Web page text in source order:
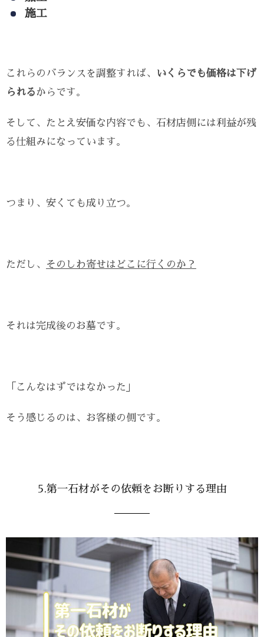
施工
これらのバランスを調整すれば、
いくらでも価格は下げ
られる からです。
そして、たとえ安価な内容でも、石材店側には利益が残
る仕組みになっています。
つまり、安くても成り立つ。
ただし、 そのしわ寄せはどこに行くのか？
それは完成後のお墓です。
「こんなはずではなかった」
そう感じるのは、お客様の側です。
5.第一石材がその依頼をお断りする理由